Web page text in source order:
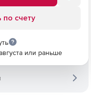
по счету
или раньше